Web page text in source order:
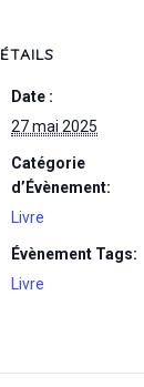
Date :
27 mai 2025
Catégorie
d’Évènement:
Livre
Évènement Tags:
Livre